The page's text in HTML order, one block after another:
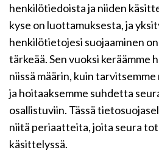
henkilötiedoista ja niiden
kyse on luottamuksesta, ja
henkilötietojesi suojaaminen
tärkeää. Sen vuoksi keräämme
niissä määrin, kuin
ja hoitaaksemme suhdetta
osallistuviin. Tässä
niitä periaatteita, joita seura
käsittelyssä.